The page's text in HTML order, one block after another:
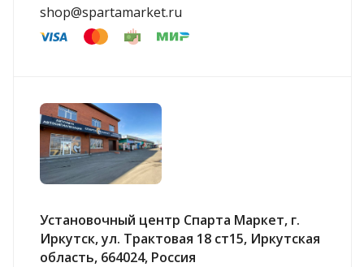
shop@spartamarket.ru
Установочный центр Спарта Маркет, г.
Иркутск, ул. ​Трактовая 18 ст15, Иркутская
область, 664024, Россия